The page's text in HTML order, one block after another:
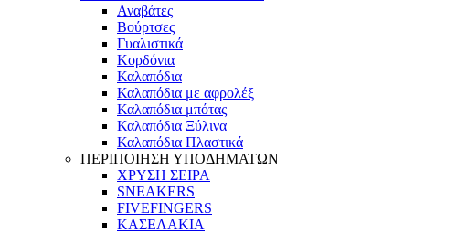
Αναβάτες
Βούρτσες
Γυαλιστικά
Κορδόνια
Καλαπόδια
Καλαπόδια με αφρολέξ
Καλαπόδια μπότας
Καλαπόδια Ξύλινα
Καλαπόδια Πλαστικά
ΠΕΡΙΠΟΙΗΣΗ ΥΠΟΔΗΜΑΤΩΝ
ΧΡΥΣΗ ΣΕΙΡΑ
SNEAKERS
FIVEFINGERS
ΚΑΣΕΛΑΚΙΑ